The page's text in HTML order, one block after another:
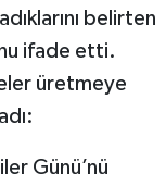
belirten
ifade etti.
üretmeye
Günü’nü